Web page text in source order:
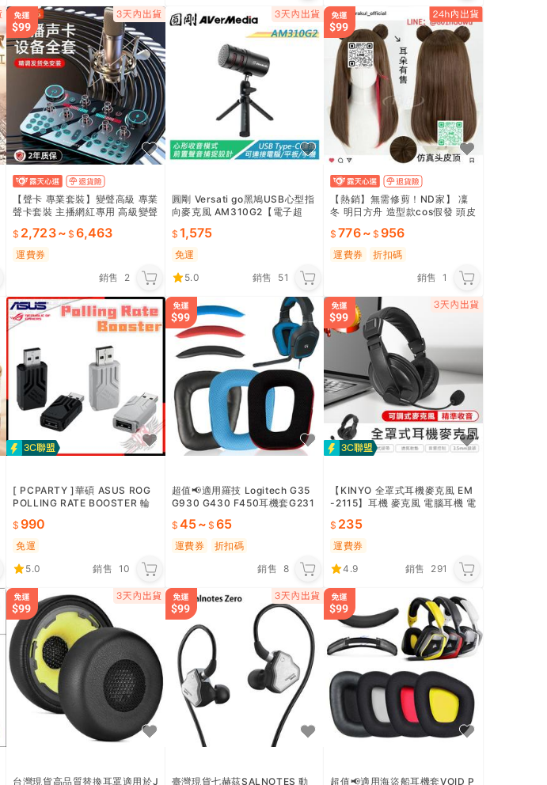
【聲卡 專業套裝】變聲高級 專業
聲卡套裝 主播網紅專用 高級變聲
歌錄音全能
2,723~ 6,463
運費券
銷售
2
圓剛 Versati go黑鳩USB心型指
向麥克風 AM310G2【電子超
1,575
免運
5.0
銷售 51
【熱銷】無需修剪！ND家】 凜
冬 明日方舟 造型款cos假發 頭皮
776~ 956
運費券
折扣碼
銷售
1
[ PCPARTY ]華碩 ASUS ROG
POLLING RATE BOOSTER 輪
990
免運
5.0
銷售 10
超值📢適用羅技 Logitech G35
G930 G430 F450耳機套G231
45~ 65
運費券
折扣碼
銷售 8
【KINYO 全罩式耳機麥克風 EM
-2115】耳機 麥克風 電腦耳機 電
B893】
235
運費券
4.9
銷售 291
台灣現貨高品質替換耳罩適用於J 臺灣現貨七赫茲SALNOTES 動 超值📢適用海盜船耳機套VOID P